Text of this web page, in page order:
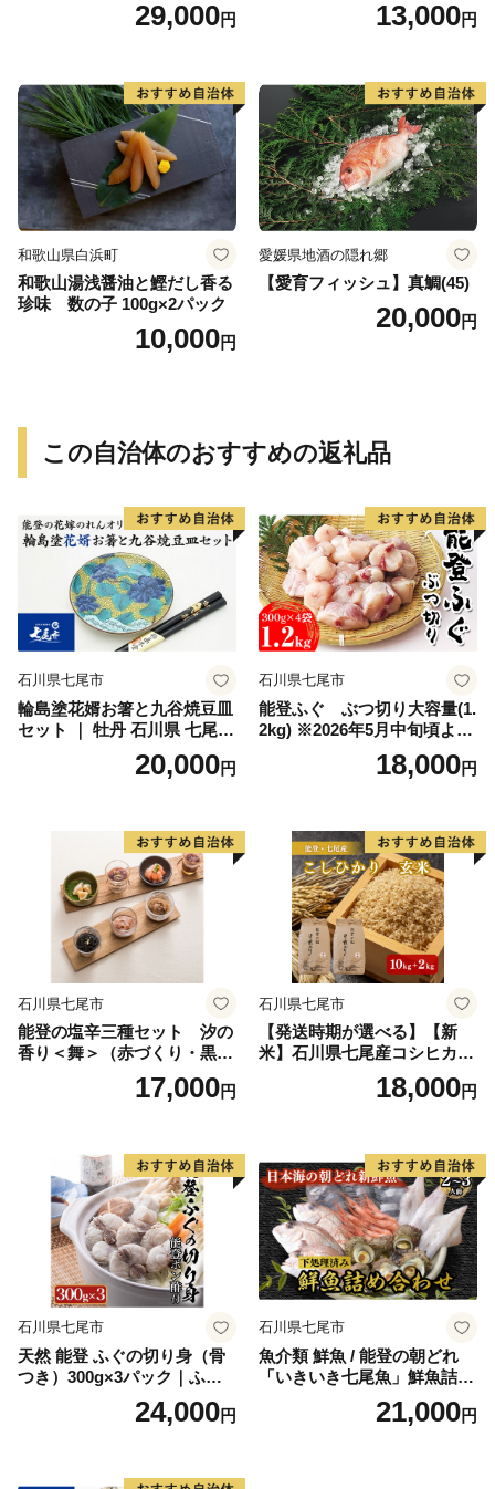
29,000円
合わせ 魚 おかず 肉厚 おいし
取り寄せグルメ 魚醤 ナンプ
ラー 愛知県 小牧市 冷凍 送料
無料
13,000円
和歌山県白浜町
和歌山湯浅醤油と鰹だし香る
珍味 数の子 100g×2パック
10,000円
愛媛県地酒の隠れ郷
【愛育フィッシュ】真鯛(45)
20,000円
この自治体のおすすめの返礼品
石川県七尾市
輪島塗花婿お箸と九谷焼豆皿
セット ｜ 牡丹 石川県 七尾市
結婚祝い 贈答 ギフト 漆器 お
碗 漆 箸 伝統工芸 特産品 ※2
20,000円
石川県七尾市
能登ふぐ ぶつ切り大容量(1.
2kg) ※2026年5月中旬頃より
18,000円
石川県七尾市
能登の塩辛三種セット 汐の
香り＜舞＞（赤づくり・黒づ
くり・糀漬け）[ヨシマイ]
17,000円
石川県七尾市
【発送時期が選べる】【新
米】石川県七尾産コシヒカリ
「能登の国」玄米10kg＋2kg
（6kg×2袋）◇ 石川県 七尾
下旬頃に順次発送予定
18,000円
石川県七尾市
天然 能登 ふぐの切り身（骨
つき）300g×3パック｜ふく
ポン酢 ふぐ 魚介類 鍋 国産
旬 ※年末年始の発送不可 ※2
24,000円
石川県七尾市
魚介類 鮮魚 / 能登の朝どれ
「いきいき七尾魚」鮮魚詰め
合わせ（2〜3人前） ※北海
道・青森・沖縄・離島及び九
21,000円